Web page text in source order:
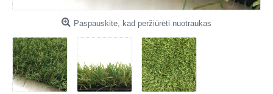
Paspauskite, kad peržiūrėti nuotraukas